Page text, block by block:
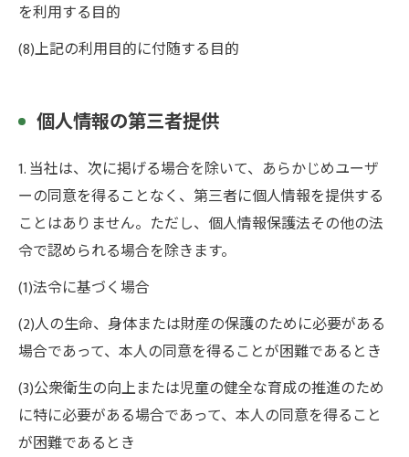
を利用する目的
(8)上記の利用目的に付随する目的
個人情報の第三者提供
1. 当社は、次に掲げる場合を除いて、あらかじめユーザ
ーの同意を得ることなく、第三者に個人情報を提供する
ことはありません。ただし、個人情報保護法その他の法
令で認められる場合を除きます。
(1)法令に基づく場合
(2)人の生命、身体または財産の保護のために必要がある
場合であって、本人の同意を得ることが困難であるとき
(3)公衆衛生の向上または児童の健全な育成の推進のため
に特に必要がある場合であって、本人の同意を得ること
が困難であるとき